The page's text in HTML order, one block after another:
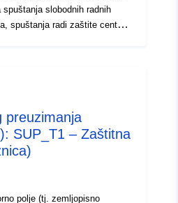
slobodnih radnih
spuštanja radi zaštite centara
preuzimanja
SUP_T1 – Zaštitna
polje (tj. zemljopisno